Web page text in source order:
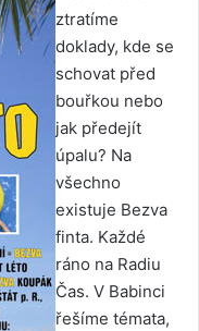
ztratíme
doklady, kde se
schovat před
bouřkou nebo
jak předejít
úpalu? Na
všechno
existuje Bezva
finta. Každé
ráno na Radiu
Čas. V Babinci
řešíme témata,